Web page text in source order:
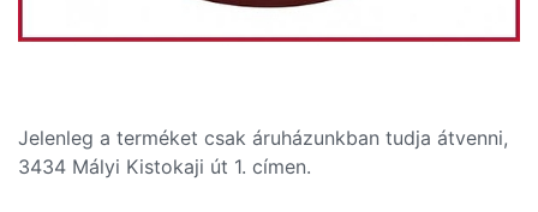
Jelenleg a terméket csak áruházunkban tudja átvenni,
3434 Mályi Kistokaji út 1. címen.